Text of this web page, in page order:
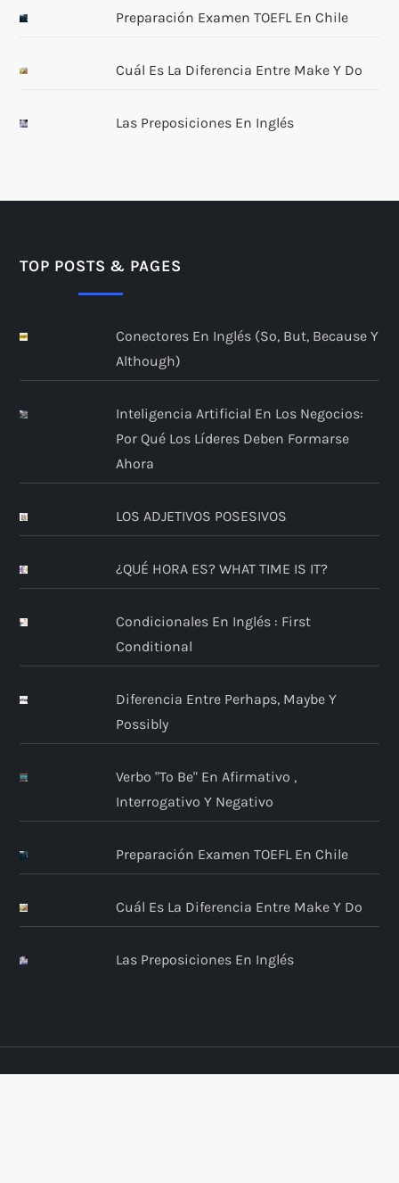
Preparación Examen TOEFL En Chile
Cuál Es La Diferencia Entre Make Y Do
Las Preposiciones En Inglés
TOP POSTS & PAGES
Conectores En Inglés (so, But, Because Y
Although)
Inteligencia Artificial En Los Negocios:
Por Qué Los Líderes Deben Formarse
Ahora
LOS ADJETIVOS POSESIVOS
¿QUÉ HORA ES? WHAT TIME IS IT?
Condicionales En Inglés : First
Conditional
Diferencia Entre Perhaps, Maybe Y
Possibly
Verbo "to Be" En Afirmativo ,
Interrogativo Y Negativo
Preparación Examen TOEFL En Chile
Cuál Es La Diferencia Entre Make Y Do
Las Preposiciones En Inglés